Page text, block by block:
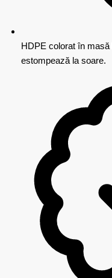
HDPE colorat în masă
estompează la soare.